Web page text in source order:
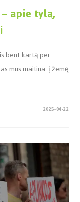
apie tylą,
bent kartą per
mus maitina: į žemę
2025-04-22